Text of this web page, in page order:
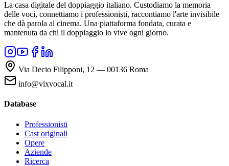
La casa digitale del doppiaggio italiano. Custodiamo la memoria
delle voci, connettiamo i professionisti, raccontiamo l'arte invisibile
che dà parola al cinema. Una piattaforma fondata, curata e
mantenuta da chi il doppiaggio lo vive ogni giorno.
Via Decio Filipponi, 12 — 00136 Roma
info@vixvocal.it
Database
Professionisti
Cast originali
Opere
Aziende
Ricerca